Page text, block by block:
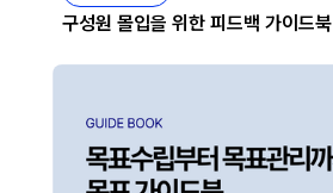
구성원 몰입을 위한 피드백 가이드북